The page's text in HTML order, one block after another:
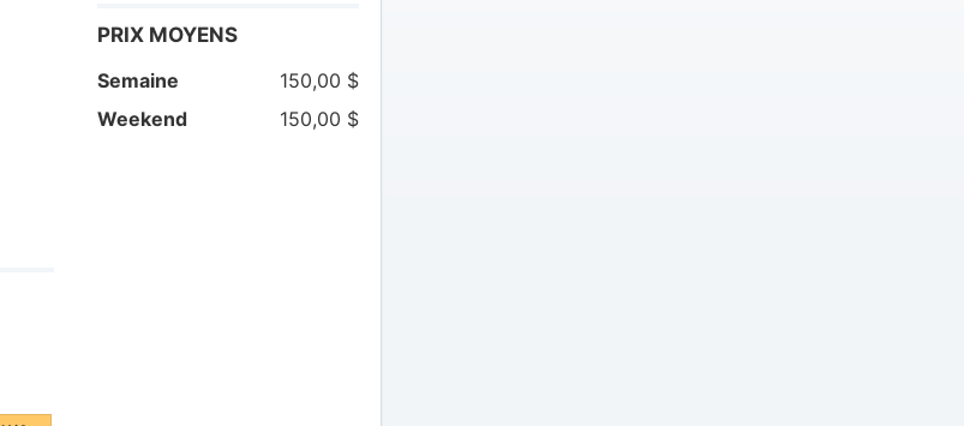
PRIX MOYENS
Semaine
150,00 $
Weekend
150,00 $